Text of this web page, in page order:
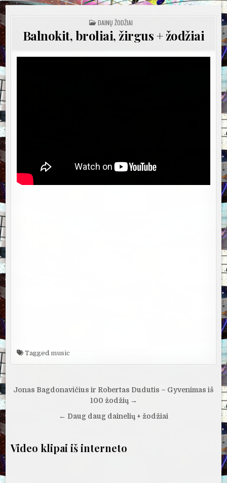
POSTED
IN
DAINŲ ŽODŽIAI
Balnokit, broliai, žirgus + žodžiai
Taggedmusic
Navigacija
Jonas Bagdonavičius ir Robertas Dudutis – Gyvenimas iš
100 žodžių →
← Daug daug dainelių + žodžiai
Video klipai iš interneto